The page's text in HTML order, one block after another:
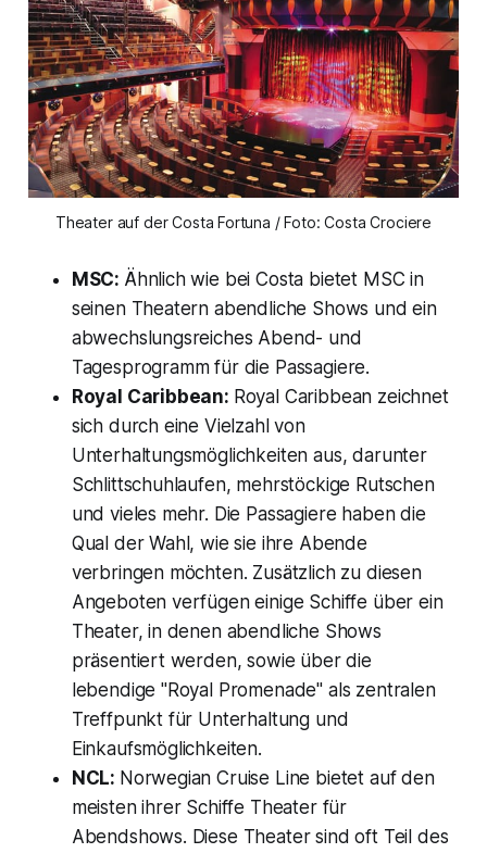
Theater auf der Costa Fortuna / Foto: Costa Crociere
MSC: Ähnlich wie bei Costa bietet MSC in
seinen Theatern abendliche Shows und ein
abwechslungsreiches Abend- und
Tagesprogramm für die Passagiere.
Royal Caribbean: Royal Caribbean zeichnet
sich durch eine Vielzahl von
Unterhaltungsmöglichkeiten aus, darunter
Schlittschuhlaufen, mehrstöckige Rutschen
und vieles mehr. Die Passagiere haben die
Qual der Wahl, wie sie ihre Abende
verbringen möchten. Zusätzlich zu diesen
Angeboten verfügen einige Schiffe über ein
Theater, in denen abendliche Shows
präsentiert werden, sowie über die
lebendige "Royal Promenade" als zentralen
Treffpunkt für Unterhaltung und
Einkaufsmöglichkeiten.
NCL: Norwegian Cruise Line bietet auf den
meisten ihrer Schiffe Theater für
Abendshows. Diese Theater sind oft Teil des